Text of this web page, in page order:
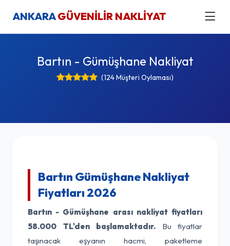
ANKARAGÜVENİLİR NAKLİYAT
Bartın - Gümüşhane Nakliyat
(124 Müşteri Oylaması)
Bartın Gümüşhane Nakliyat
Fiyatları 2026
Bartın - Gümüşhane arası nakliyat fiyatları
58.000 TL'den başlamaktadır. Bu fiyatlar
taşınacak eşyanın hacmi, paketleme